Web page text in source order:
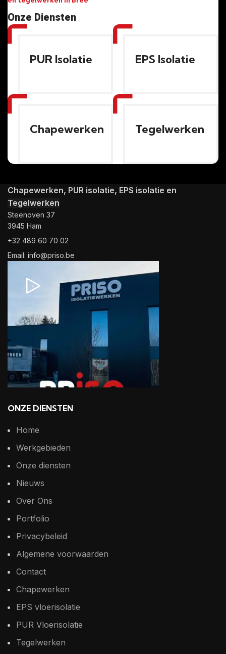
Onze Diensten
PUR Isolatie EPS Isolatie
Chapewerken Tegelwerken
Chapewerken, PUR isolatie, EPS isolatie en
Tegelwerken
Steenoven 37
3945 Ham
+32 489 60 70 02
Email: info@priso.be
ONZE DIENSTEN
Home
Werkgebieden
Onze diensten
Nieuws
Over Ons
Portfolio
Privacybeleid
Algemene voorwaarden
Contact
Chapewerken
EPS vloerisolatie
PUR Vloerisolatie
Tegelwerken